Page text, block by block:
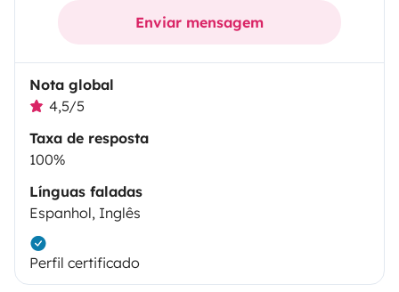
Enviar mensagem
Nota global
4,5/5
Taxa de resposta
100%
Línguas faladas
Espanhol, Inglês
Perfil certificado